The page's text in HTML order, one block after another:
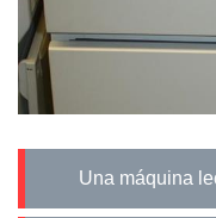
Una máquina